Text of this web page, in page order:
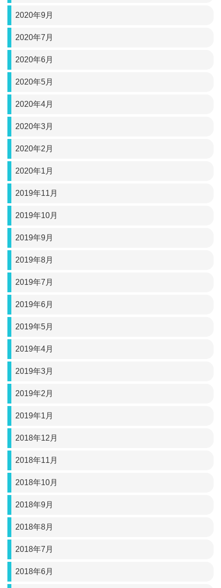
2020年9月
2020年7月
2020年6月
2020年5月
2020年4月
2020年3月
2020年2月
2020年1月
2019年11月
2019年10月
2019年9月
2019年8月
2019年7月
2019年6月
2019年5月
2019年4月
2019年3月
2019年2月
2019年1月
2018年12月
2018年11月
2018年10月
2018年9月
2018年8月
2018年7月
2018年6月